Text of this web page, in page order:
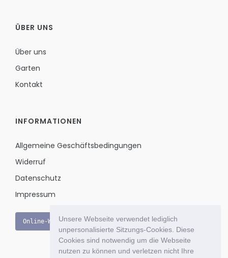
Unsere Webseite verwendet lediglich
unpersonalisierte Sitzungs-Cookies. Diese
Cookies sind notwendig um die Webseite
nutzen zu können und verletzen nicht Ihre
ÜBER UNS
Über uns
Garten
Kontakt
INFORMATIONEN
Allgemeine Geschäftsbedingungen
Widerruf
Datenschutz
Impressum
Online-Widerruf